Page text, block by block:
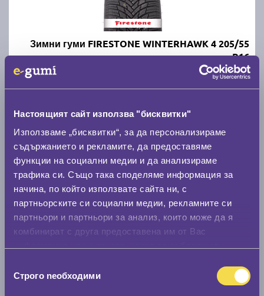
Настоящият сайт използва "бисквитки"
Използваме „бисквитки“, за да персонализираме
съдържанието и рекламите, да предоставяме
функции на социални медии и да анализираме
трафика си. Също така споделяме информация за
начина, по който използвате сайта ни, с
партньорските си социални медии, рекламните си
партньори и партньори за анализ, които може да я
комбинират с друга предоставена им от Вас
наСтрого nеобходими
Зимни гуми FIRESTONE WINTERHAWK 4 205/55
R16
C B 71
Налични над 20 + | Доставка от 1 до 2 дни
виж повече
Летни гуми POINT S SUMMER S 205/55 R16